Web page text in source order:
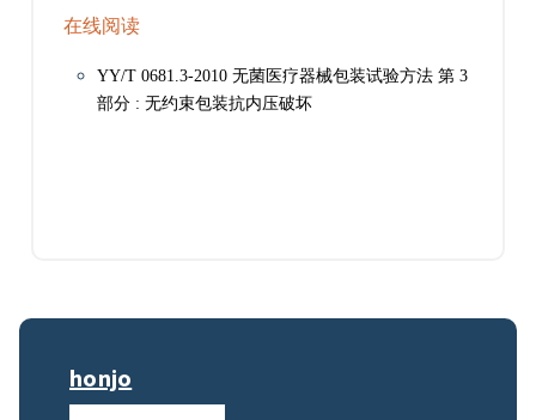
在线阅读
YY/T 0681.3-2010 无菌医疗器械包装试验方法 第 3
部分 : 无约束包装抗内压破坏
honjo